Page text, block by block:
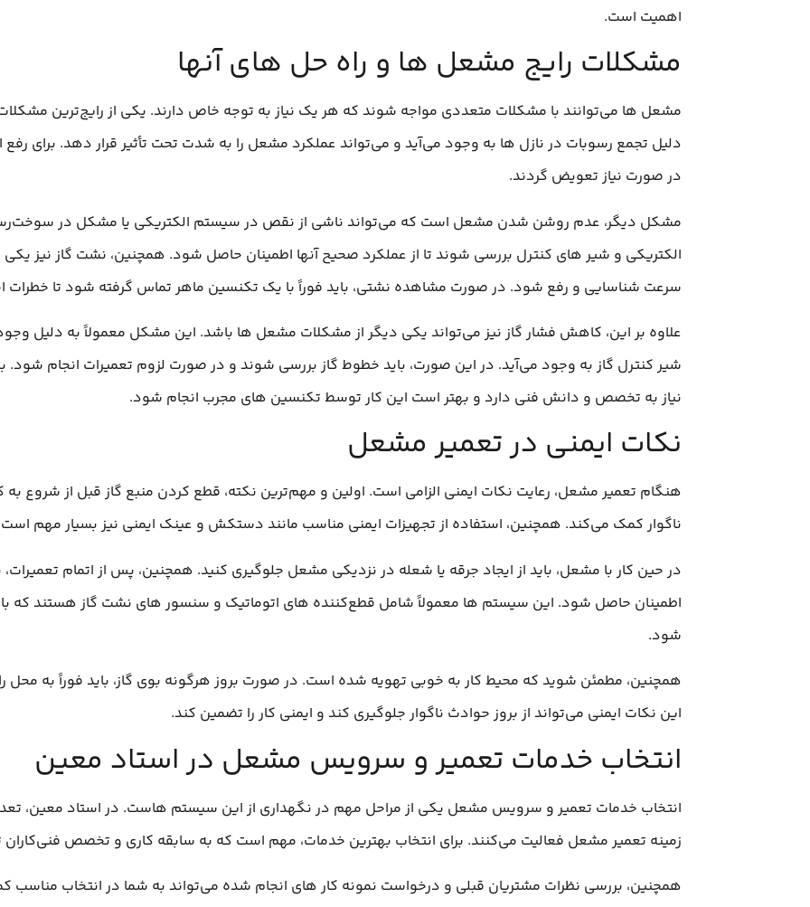
اهمیت است.
مشکلات رایج مشعل‌ ها و راه‌ حل‌ های آنها
مشعل‌ ها می‌توانند با مشکلات متعددی مواجه شوند که هر یک نیاز به توجه خاص دارند. یکی از رایج‌ترین
دلیل تجمع رسوبات در نازل‌ ها به وجود می‌آید و می‌تواند عملکرد مشعل را به شدت تحت تأثیر قرار دهد. برای
در صورت نیاز تعویض گردند.
مشکل دیگر، عدم روشن شدن مشعل است که می‌تواند ناشی از نقص در سیستم الکتریکی یا مشکل در
الکتریکی و شیر های کنترل بررسی شوند تا از عملکرد صحیح آنها اطمینان حاصل شود. همچنین، نشت گاز نیز
سرعت شناسایی و رفع شود. در صورت مشاهده نشتی، باید فوراً با یک تکنسین ماهر تماس گرفته شود تا خطرات
علاوه بر این، کاهش فشار گاز نیز می‌تواند یکی دیگر از مشکلات مشعل‌ ها باشد. این مشکل معمولاً به دلیل
شیر کنترل گاز به وجود می‌آید. در این صورت، باید خطوط گاز بررسی شوند و در صورت لزوم تعمیرات انجام
نیاز به تخصص و دانش فنی دارد و بهتر است این کار توسط تکنسین‌ های مجرب انجام شود.
نکات ایمنی در تعمیر مشعل
هنگام تعمیر مشعل، رعایت نکات ایمنی الزامی است. اولین و مهم‌ترین نکته، قطع کردن منبع گاز قبل از شروع به
ناگوار کمک می‌کند. همچنین، استفاده از تجهیزات ایمنی مناسب مانند دستکش و عینک ایمنی نیز بسیار مهم
در حین کار با مشعل، باید از ایجاد جرقه یا شعله در نزدیکی مشعل جلوگیری کنید. همچنین، پس از اتمام
اطمینان حاصل شود. این سیستم‌ ها معمولاً شامل قطع‌کننده‌ های اتوماتیک و سنسور های نشت گاز هستند که
شود.
همچنین، مطمئن شوید که محیط کار به خوبی تهویه شده است. در صورت بروز هرگونه بوی گاز، باید فوراً به محل
این نکات ایمنی می‌تواند از بروز حوادث ناگوار جلوگیری کند و ایمنی کار را تضمین کند.
انتخاب خدمات تعمیر و سرویس مشعل در استاد معین
انتخاب خدمات تعمیر و سرویس مشعل یکی از مراحل مهم در نگهداری از این سیستم‌ هاست. در استاد معین،
زمینه تعمیر مشعل فعالیت می‌کنند. برای انتخاب بهترین خدمات، مهم است که به سابقه کاری و تخصص فنی‌کاران
همچنین، بررسی نظرات مشتریان قبلی و درخواست نمونه کار های انجام شده می‌تواند به شما در انتخاب مناسب